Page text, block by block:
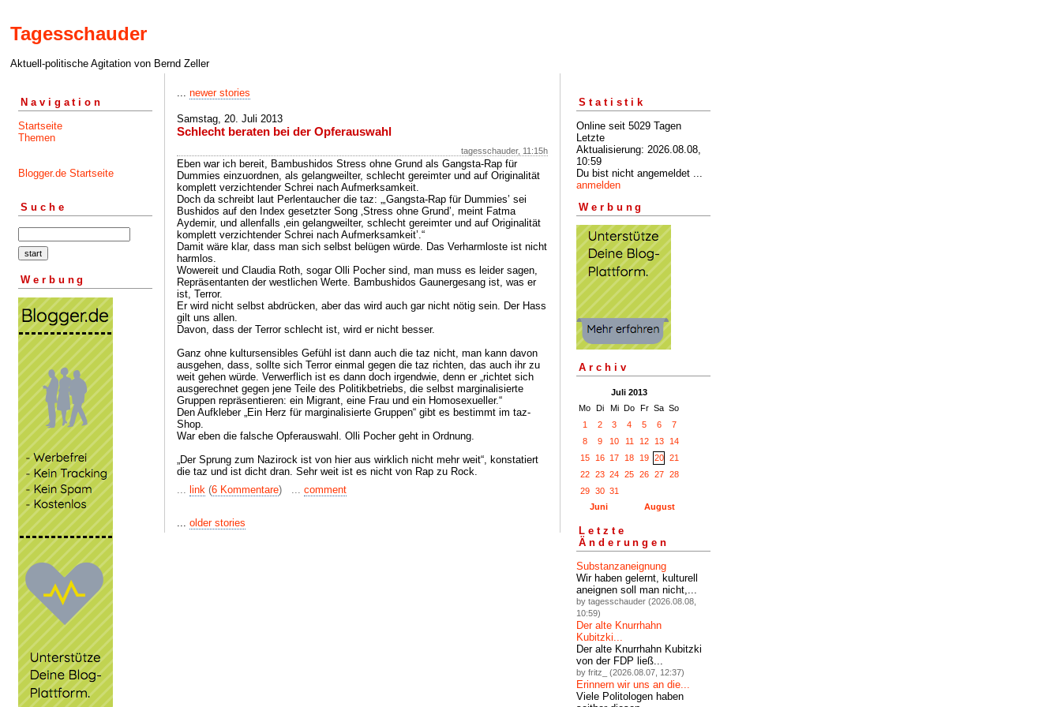
Tagesschauder
Aktuell-politische Agitation von Bernd Zeller
Navigation
Startseite
Themen
Blogger.de Startseite
Suche
Werbung
... newer stories
Samstag, 20. Juli 2013
Schlecht beraten bei der Opferauswahl
tagesschauder, 11:15h
Eben war ich bereit, Bambushidos Stress ohne Grund als Gangsta-Rap für
Dummies einzuordnen, als gelangweilter, schlecht gereimter und auf Originalität
komplett verzichtender Schrei nach Aufmerksamkeit.
Doch da schreibt laut Perlentaucher die taz: „‚Gangsta-Rap für Dummies’ sei
Bushidos auf den Index gesetzter Song ‚Stress ohne Grund’, meint Fatma
Aydemir, und allenfalls ‚ein gelangweilter, schlecht gereimter und auf Originalität
komplett verzichtender Schrei nach Aufmerksamkeit’.“
Damit wäre klar, dass man sich selbst belügen würde. Das Verharmloste ist nicht
harmlos.
Wowereit und Claudia Roth, sogar Olli Pocher sind, man muss es leider sagen,
Repräsentanten der westlichen Werte. Bambushidos Gaunergesang ist, was er
ist, Terror.
Er wird nicht selbst abdrücken, aber das wird auch gar nicht nötig sein. Der Hass
gilt uns allen.
Davon, dass der Terror schlecht ist, wird er nicht besser.
Ganz ohne kultursensibles Gefühl ist dann auch die taz nicht, man kann davon
ausgehen, dass, sollte sich Terror einmal gegen die taz richten, das auch ihr zu
weit gehen würde. Verwerflich ist es dann doch irgendwie, denn er „richtet sich
ausgerechnet gegen jene Teile des Politikbetriebs, die selbst marginalisierte
Gruppen repräsentieren: ein Migrant, eine Frau und ein Homosexueller.“
Den Aufkleber „Ein Herz für marginalisierte Gruppen“ gibt es bestimmt im taz-
Shop.
War eben die falsche Opferauswahl. Olli Pocher geht in Ordnung.
„Der Sprung zum Nazirock ist von hier aus wirklich nicht mehr weit“, konstatiert
die taz und ist dicht dran. Sehr weit ist es nicht von Rap zu Rock.
... link (6 Kommentare) ... comment
... older stories
Statistik
Online seit 5029 Tagen
Letzte
Aktualisierung: 2026.08.08,
10:59
Du bist nicht angemeldet ...
anmelden
Werbung
Archiv
Juli 2013
Mo Di Mi Do Fr Sa So
1
2 3 4 5 6
7
8
9 10 11 12 13
14
15
16 17 18 19 20
21
22
23 24 25 26 27
28
29
30 31
Juni
August
Letzte
Änderungen
Substanzaneignung
Wir haben gelernt, kulturell
aneignen soll man nicht,...
by tagesschauder (2026.08.08,
10:59)
Der alte Knurrhahn
Kubitzki...
Der alte Knurrhahn Kubitzki
von der FDP ließ...
by fritz_ (2026.08.07, 12:37)
Erinnern wir uns an die...
Viele Politologen haben